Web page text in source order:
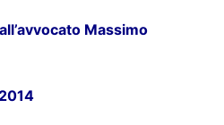
Massimo